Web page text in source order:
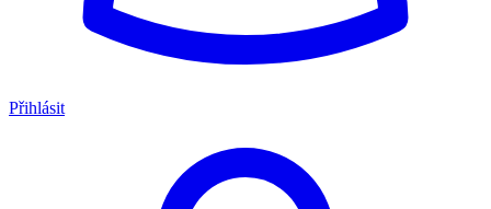
Přihlásit